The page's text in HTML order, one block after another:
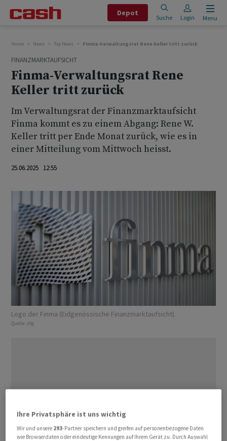
Depot
Suche Login Menu
Home News Top News Finma-Verwaltungsrat Rene Keller tritt zurück
FINANZMARKTAUFSICHT
Finma-Verwaltungsrat Rene
Keller tritt zurück
Im Verwaltungsrat der Finanzmarktaufsicht
Finma kommt es zu einem Abgang: Rene W.
Keller tritt per Ende Monat zurück, wie es in
einer Mitteilung vom Mittwoch heisst.
25.06.2025 12:55
Logo der Finma (Eidgenössische Finanzmarktaufsicht).
Quelle: zVg
Ihre Privatsphäre ist uns wichtig
Wir und unsere 293-Partner speichern und greifen auf personenbezogene Daten
wie Browserdaten oder eindeutige Kennungen auf Ihrem Gerät zu. Durch Auswahl